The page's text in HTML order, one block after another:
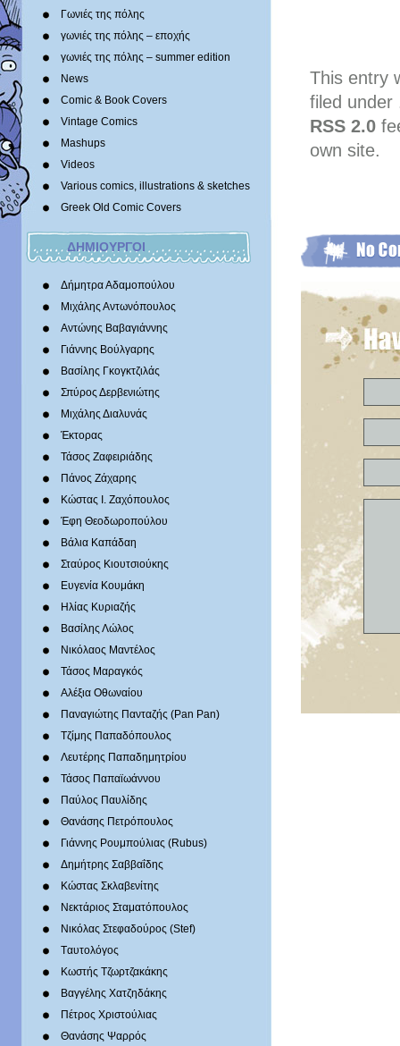
Γωνιές της πόλης
γωνιές της πόλης – εποχής
γωνιές της πόλης – summer edition
News
Comic & Book Covers
Vintage Comics
Mashups
Videos
Various comics, illustrations & sketches
Greek Old Comic Covers
ΔΗΜΙΟΥΡΓΟΙ
Δήμητρα Αδαμοπούλου
Μιχάλης Αντωνόπουλος
Αντώνης Βαβαγιάννης
Γιάννης Βούλγαρης
Βασίλης Γκογκτζιλάς
Σπύρος Δερβενιώτης
Mιχάλης Διαλυνάς
Έκτορας
Τάσος Ζαφειριάδης
Πάνος Ζάχαρης
Κώστας Ι. Ζαχόπουλoς
Έφη Θεοδωροπούλου
Βάλια Καπάδαη
Σταύρος Κιουτσιούκης
Ευγενία Κουμάκη
Ηλίας Κυριαζής
Βασίλης Λώλος
Νικόλαος Μαντέλος
Τάσος Μαραγκός
Αλέξια Οθωναίου
Παναγιώτης Πανταζής (Pan Pan)
Τζίμης Παπαδόπουλος
Λευτέρης Παπαδημητρίου
Τάσος Παπαϊωάννου
Παύλος Παυλίδης
Θανάσης Πετρόπουλος
Γιάννης Ρουμπούλιας (Rubus)
Δημήτρης Σαββαΐδης
Κώστας Σκλαβενίτης
Νεκτάριος Σταματόπουλος
Νικόλας Στεφαδούρος (Stef)
Tαυτολόγος
Κωστής Τζωρτζακάκης
Βαγγέλης Χατζηδάκης
Πέτρος Χριστούλιας
Θανάσης Ψαρρός
This entry
filed under
RSS 2.0
own site.